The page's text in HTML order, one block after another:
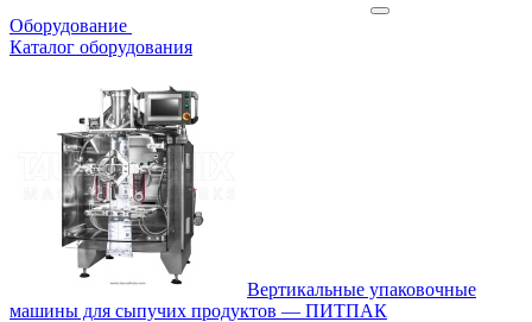
Оборудование
Каталог оборудования
Вертикальные упаковочные
машины для сыпучих продуктов — ПИТПАК